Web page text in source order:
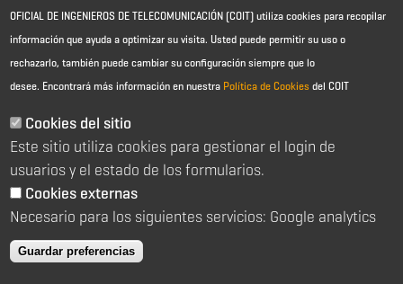
Aviso Legal - Información general
Política de cookies
Política de reembolso
Sitemap
C/ Almagro 2 1º Izqda 28010 Madrid
91 391 10 66
coit@coit.es
OFICIAL DE INGENIEROS DE TELECOMUNICACIÓN (COIT) utiliza cookies para recopilar
información que ayuda a optimizar su visita. Usted puede permitir su uso o
rechazarlo, también puede cambiar su configuración siempre que lo
desee. Encontrará más información en nuestra Política de Cookies del COIT
Cookies del sitio
Este sitio utiliza cookies para gestionar el login de
usuarios y el estado de los formularios.
Cookies externas
Necesario para los siguientes servicios: Google analytics
Guardar preferencias